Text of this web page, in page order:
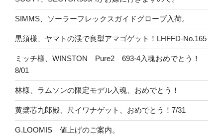
SIMMS、ソーラーフレックスガイドグローブ入荷。
黒須様、ヤマトの渓で良型アマゴゲット！LHFFD-No.165
ミッチ様、WINSTON Pure2 693-4入魂おめでとう！
8/01
林様、ラムソンの限定モデル入魂、おめでとう！
黄檗芯九郎殿、尺イワナゲット、おめでとう！7/31
G.LOOMIS 値上げのご案内。